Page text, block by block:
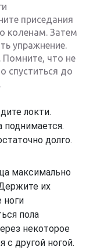
приседания
коленам. Затем
упражнение.
Помните, что не
спуститься до
локти.
поднимается.
долго.
максимально
их
ноги
пола
некоторое
с другой ногой.